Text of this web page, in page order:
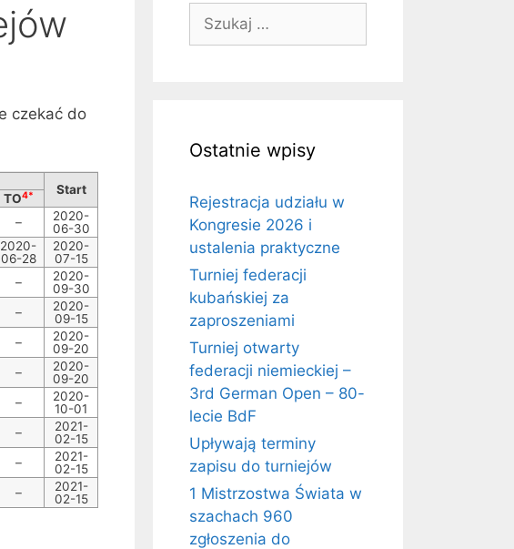
czekać do
Start
TO4*
–
2020-
06-30
2020-
06-28
2020-
07-15
–
2020-
09-30
–
2020-
09-15
–
2020-
09-20
–
2020-
09-20
–
2020-
10-01
–
2021-
02-15
–
2021-
02-15
–
2021-
02-15
Ostatnie wpisy
Rejestracja udziału w
Kongresie 2026 i
ustalenia praktyczne
Turniej federacji
kubańskiej za
zaproszeniami
Turniej otwarty
federacji niemieckiej –
3rd German Open – 80-
lecie BdF
Upływają terminy
zapisu do turniejów
1 Mistrzostwa Świata w
szachach 960
zgłoszenia do